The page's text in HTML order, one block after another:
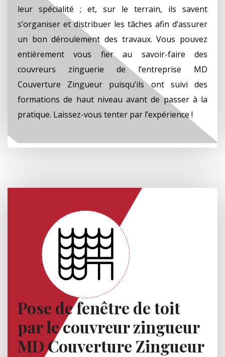
leur spécialité ; et, sur le terrain, ils savent
s’organiser et distribuer les tâches afin d’assurer
un bon déroulement des travaux. Vous pouvez
entièrement vous fier au savoir-faire des
couvreurs zinguerie de l’entreprise MD
Couverture Zingueur puisqu’ils ont suivi des
formations de haut niveau avant de passer à la
pratique. Laissez-vous tenter par l’expérience !
Pose de fenêtre de toit
par le couvreur zingueur
MD Couverture Zingueur